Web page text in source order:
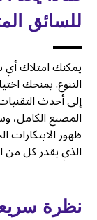
للسائق
يمكنك امتلاك أي
إلى أحدث
المصنع الكامل،
ظهور الابتكارات
الذي يقدر كل من
نظرة